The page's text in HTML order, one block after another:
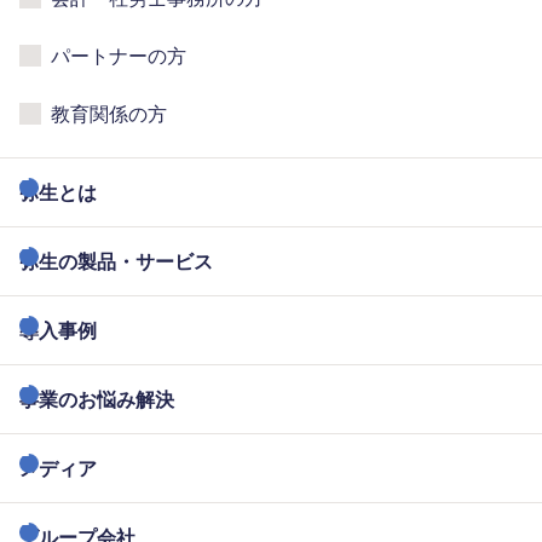
パートナーの方
教育関係の方
弥生とは
弥生の製品・サービス
導入事例
事業のお悩み解決
メディア